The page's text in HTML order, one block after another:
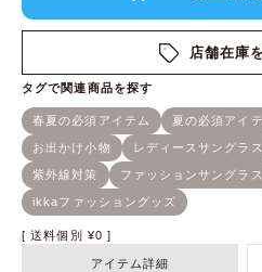
店舗在庫
送料個別 ¥0
アイテム詳細